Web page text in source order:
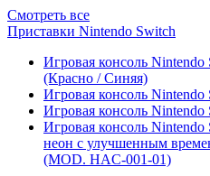
Смотреть все
Приставки Nintendo Switch
Игровая консоль
(Красно / Синяя)
Игровая консоль
Игровая консоль
Игровая консоль
неон с улучшенным
(MOD. HAC-001-01)